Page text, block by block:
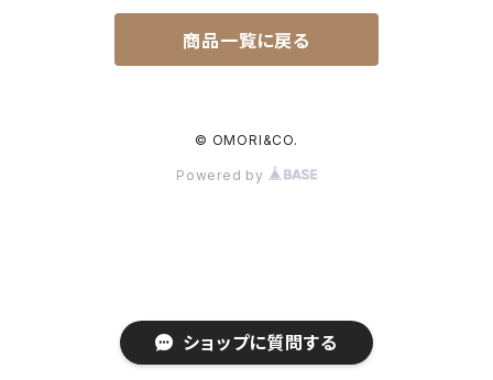
ショップに質問する
商品一覧に戻る
© OMORI&CO.
Powered by